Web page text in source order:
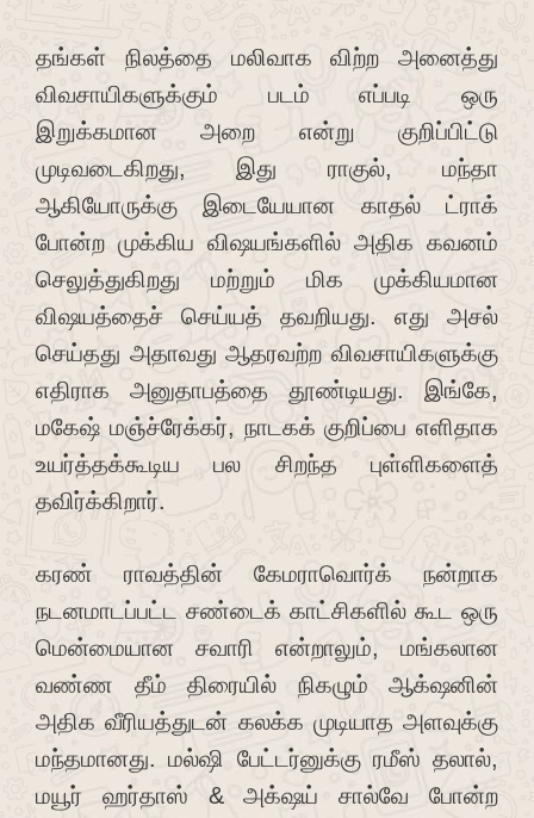
தங்கள் நிலத்தை மலிவாக விற்ற அனைத்து
விவசாயிகளுக்கும் படம் எப்படி ஒரு
இறுக்கமான அறை என்று குறிப்பிட்டு
முடிவடைகிறது, இது ராகுல், மந்தா
ஆகியோருக்கு இடையேயான காதல் ட்ராக்
போன்ற முக்கிய விஷயங்களில் அதிக கவனம்
செலுத்துகிறது மற்றும் மிக முக்கியமான
விஷயத்தைச் செய்யத் தவறியது. எது அசல்
செய்தது அதாவது ஆதரவற்ற விவசாயிகளுக்கு
எதிராக அனுதாபத்தை தூண்டியது. இங்கே,
மகேஷ் மஞ்ச்ரேக்கர், நாடகக் குறிப்பை எளிதாக
உயர்த்தக்கூடிய பல சிறந்த புள்ளிகளைத்
தவிர்க்கிறார்.
கரண் ராவத்தின் கேமராவொர்க் நன்றாக
நடனமாடப்பட்ட சண்டைக் காட்சிகளில் கூட ஒரு
மென்மையான சவாரி என்றாலும், மங்கலான
வண்ண தீம் திரையில் நிகழும் ஆக்‌ஷனின்
அதிக வீரியத்துடன் கலக்க முடியாத அளவுக்கு
மந்தமானது. மல்ஷி பேட்டர்னுக்கு ரமீஸ் தலால்,
மயூர் ஹர்தாஸ் & அக்‌ஷய் சால்வே போன்ற